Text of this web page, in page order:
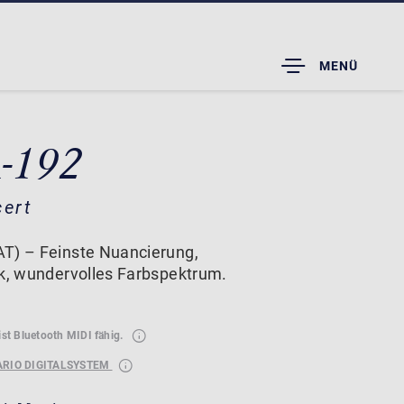
TOGGLE
DROPDOWN
MENÜ
192
– Feinste Nuancierung,
wundervolles Farbspektrum.
Bluetooth MIDI fähig.
DIGITALSYSTEM